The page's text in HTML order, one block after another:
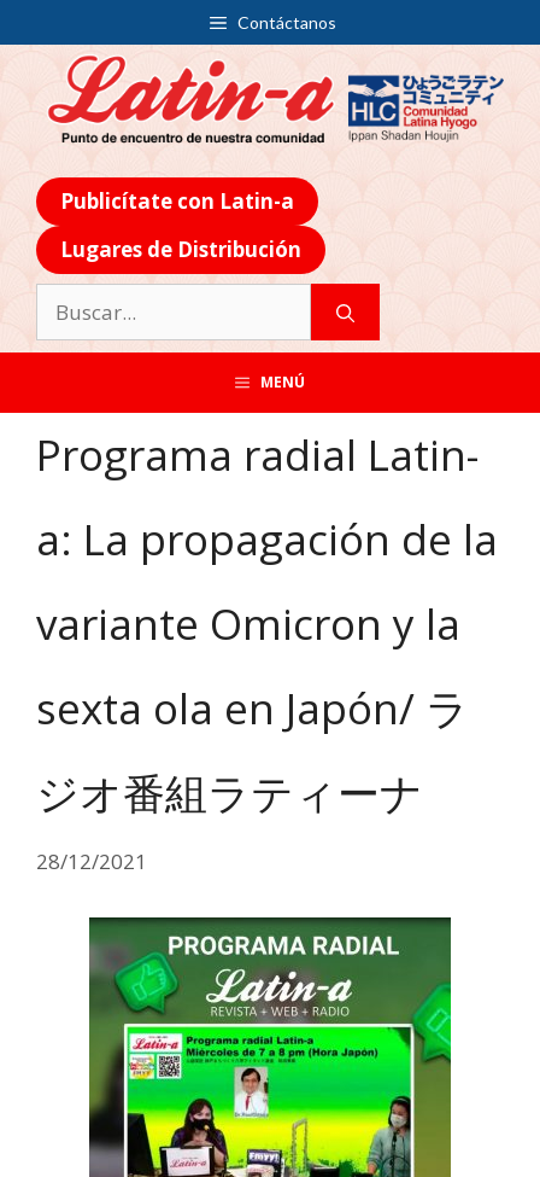
Contáctanos
Publicítate con Latin-a
Lugares de Distribución
MENÚ
Programa radial Latin-
a: La propagación de la
variante Omicron y la
sexta ola en Japón/ ラ
ジオ番組ラティーナ
28/12/2021